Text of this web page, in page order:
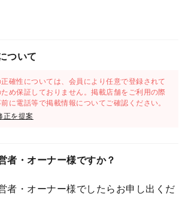
ついて
正確性については、会員により任意で登録されて
め保証しておりません。掲載店舗をご利用の際
に電話等で掲載情報についてご確認ください。
正を提案
者・オーナー様ですか？
者・オーナー様でしたらお申し出くだ